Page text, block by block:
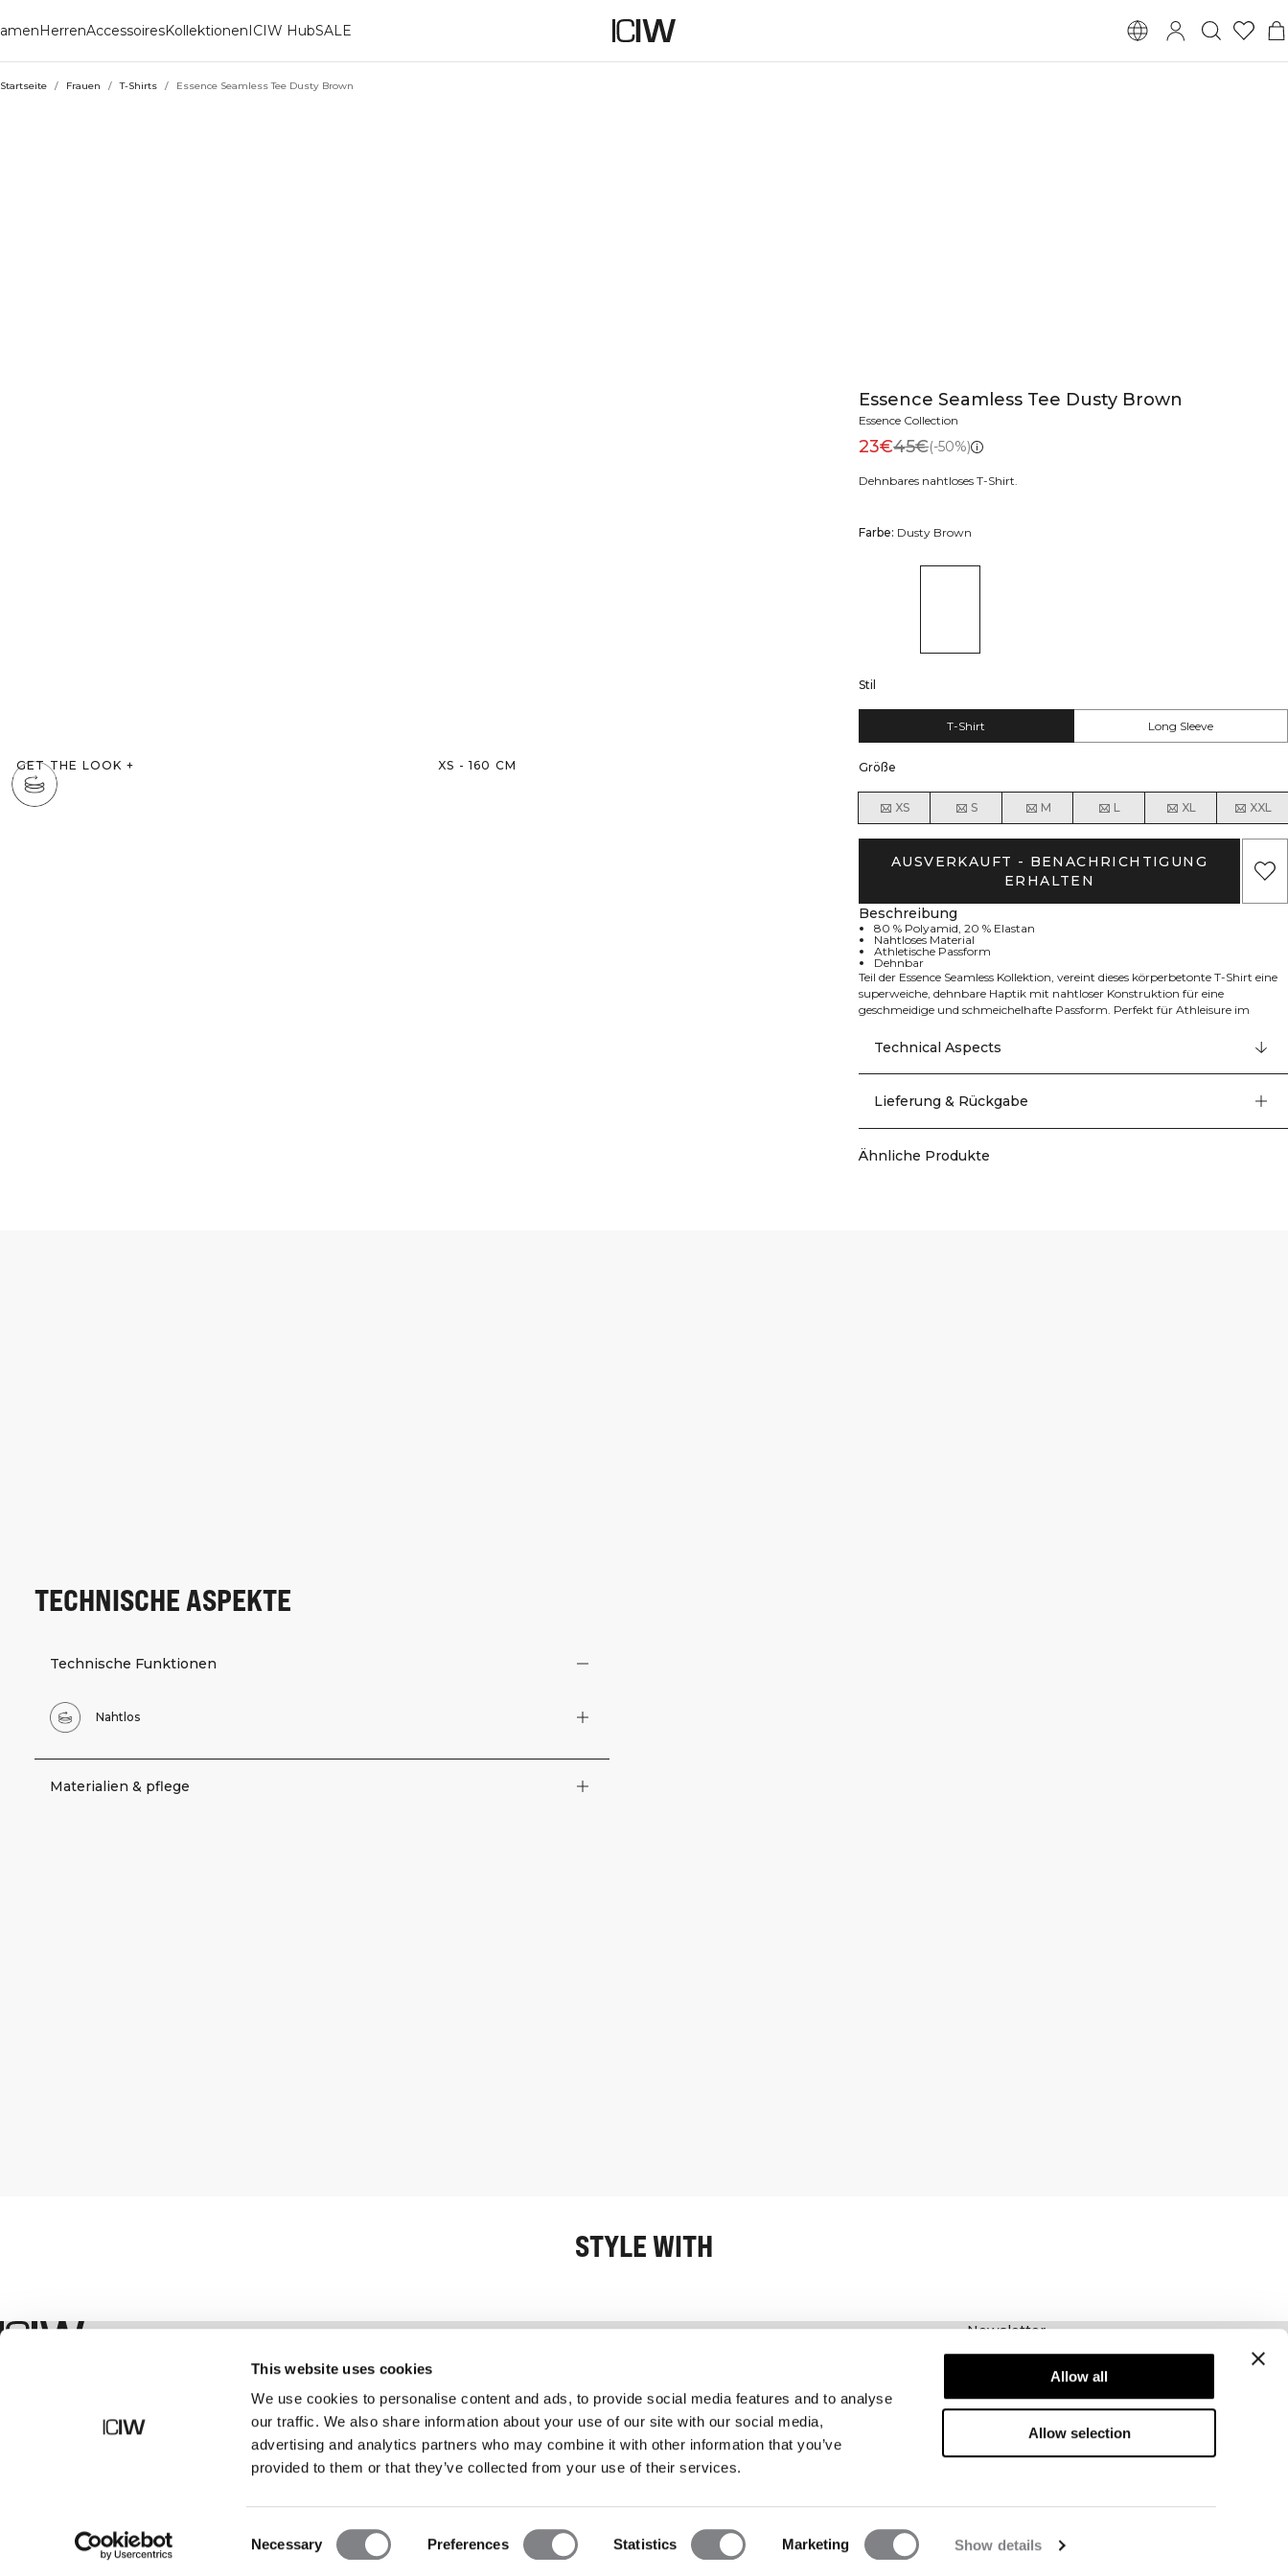
This website uses cookies
We use cookies to personalise content and ads, to provide social media features and to analyse
our traffic. We also share information about your use of our site with our social media,
advertising and analytics partners who may combine it with other information that you’ve
provided to them or that they’ve collected from your use of their services.
Selection
Necessary Preferences Statistics Marketing Show details
Allow all
Allow selection
HerrenAccessoiresKollektionenICIW HubSALE
Startseite / Frauen / T-Shirts / Essence Seamless Tee Dusty Brown
GET THE LOOK + XS - 160 CM
Essence Seamless Tee Dusty Brown
Essence Collection
23€45€(-50%)
Dehnbares nahtloses T-Shirt.
Farbe: Dusty Brown
Stil
T-Shirt Long Sleeve
Größe
XS S M L XL XXL
AUSVERKAUFT - BENACHRICHTIGUNG
ERHALTEN
Beschreibung
80 % Polyamid, 20 % Elastan
Nahtloses Material
Athletische Passform
Dehnbar
Teil der Essence Seamless Kollektion, vereint dieses körperbetonte T-Shirt eine
superweiche, dehnbare Haptik mit nahtloser Konstruktion für eine
geschmeidige und schmeichelhafte Passform. Perfekt für Athleisure im
deinem Körper und hält dich den ganzen Tag über komfortabel.
Technical Aspects
Lieferung & Rückgabe
Ähnliche Produkte
TECHNISCHE ASPEKTE
Technische Funktionen
Nahtlos
Materialien & pflege
STYLE WITH
Newsletter
Abonnieren Sie unseren Newsletter! Erhalten
Sie exklusive Angebote, unsere neuesten
Nachrichten und vieles mehr.